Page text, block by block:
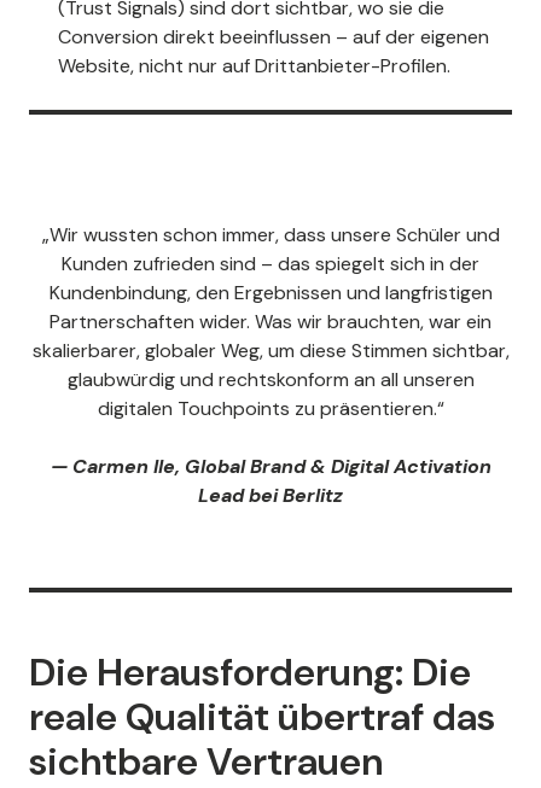
(Trust Signals) sind dort sichtbar, wo sie die
Conversion direkt beeinflussen – auf der eigenen
Website, nicht nur auf Drittanbieter-Profilen.
„Wir wussten schon immer, dass unsere Schüler und
Kunden zufrieden sind – das spiegelt sich in der
Kundenbindung, den Ergebnissen und langfristigen
Partnerschaften wider. Was wir brauchten, war ein
skalierbarer, globaler Weg, um diese Stimmen sichtbar,
glaubwürdig und rechtskonform an all unseren
digitalen Touchpoints zu präsentieren.“
— Carmen Ile, Global Brand & Digital Activation
Lead bei Berlitz
Die Herausforderung: Die
reale Qualität übertraf das
sichtbare Vertrauen